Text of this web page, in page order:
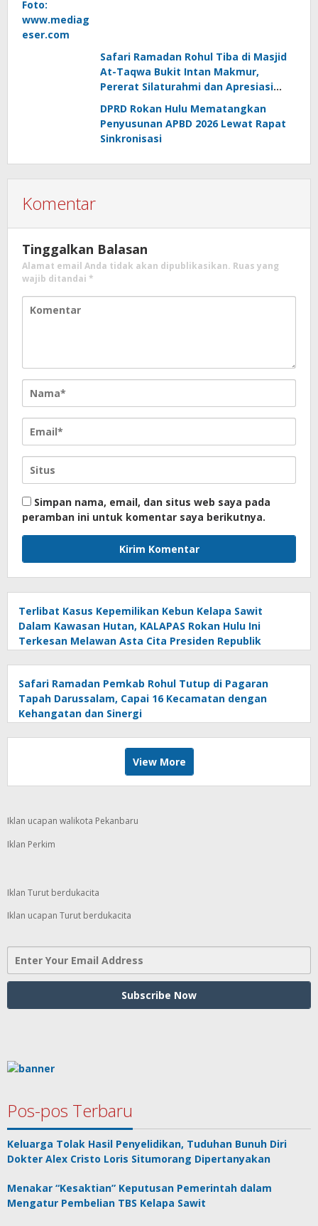
Safari Ramadan Rohul Tiba di Masjid
At-Taqwa Bukit Intan Makmur,
Pererat Silaturahmi dan Apresiasi
Masyarakat
DPRD Rokan Hulu Mematangkan
Penyusunan APBD 2026 Lewat Rapat
Sinkronisasi
Komentar
Tinggalkan Balasan
Alamat email Anda tidak akan dipublikasikan. Ruas yang
wajib ditandai *
Simpan nama, email, dan situs web saya pada
peramban ini untuk komentar saya berikutnya.
Terlibat Kasus Kepemilikan Kebun Kelapa Sawit
Dalam Kawasan Hutan, KALAPAS Rokan Hulu Ini
Terkesan Melawan Asta Cita Presiden Republik
Safari Ramadan Pemkab Rohul Tutup di Pagaran
Tapah Darussalam, Capai 16 Kecamatan dengan
Kehangatan dan Sinergi
View More
Iklan ucapan walikota Pekanbaru
Iklan Perkim
Iklan Turut berdukacita
Iklan ucapan Turut berdukacita
Pos-pos Terbaru
Keluarga Tolak Hasil Penyelidikan, Tuduhan Bunuh Diri
Dokter Alex Cristo Loris Situmorang Dipertanyakan
Menakar “Kesaktian” Keputusan Pemerintah dalam
Mengatur Pembelian TBS Kelapa Sawit